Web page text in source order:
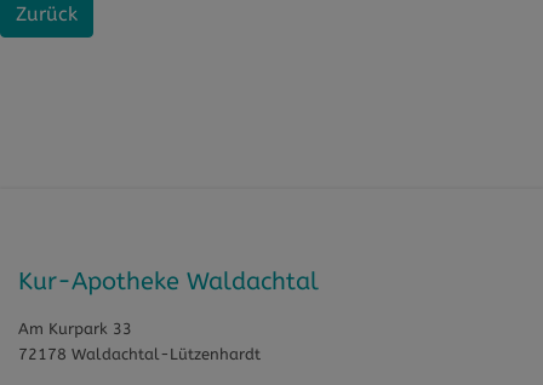
Zurück
Kur-Apotheke Waldachtal
Am Kurpark 33
72178 Waldachtal-Lützenhardt